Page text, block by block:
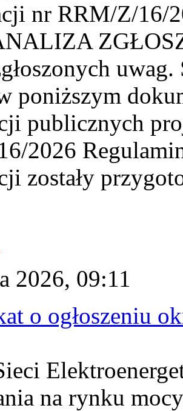
nr RRM/Z/16/
poniższym
publicznych
2026
zostały
2026, 09:11
o ogłoszeniu
na rynku